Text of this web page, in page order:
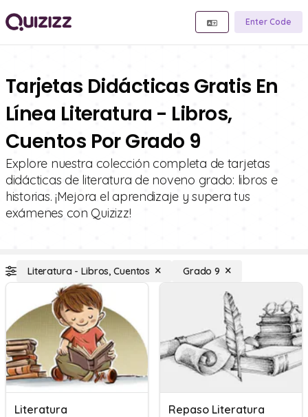
Enter Code
Tarjetas Didácticas Gratis En
Línea Literatura - Libros,
Cuentos Por Grado 9
Explore nuestra colección completa de tarjetas
didácticas de literatura de noveno grado: libros e
historias. ¡Mejora el aprendizaje y supera tus
exámenes con Quizizz!
Literatura - Libros, Cuentos Grado 9
Literatura Repaso Literatura